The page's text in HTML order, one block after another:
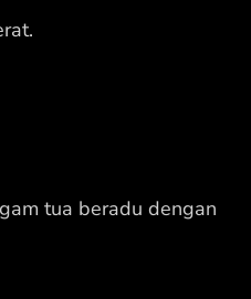
tua beradu dengan